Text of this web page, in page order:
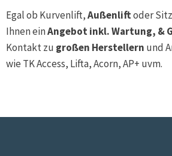
Egal ob Kurvenlift,Außenliftoder
Ihnen einAngebot inkl. Wartung, &
Kontakt zu großen Herstellern und
wie TK Access, Lifta, Acorn, AP+ uvm.